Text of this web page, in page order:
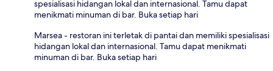
spesialisasi hidangan lokal dan internasional. Tamu dapat
menikmati minuman di bar. Buka setiap hari
Marsea - restoran ini terletak di pantai dan memiliki spesialisasi
hidangan lokal dan internasional. Tamu dapat menikmati
minuman di bar. Buka setiap hari